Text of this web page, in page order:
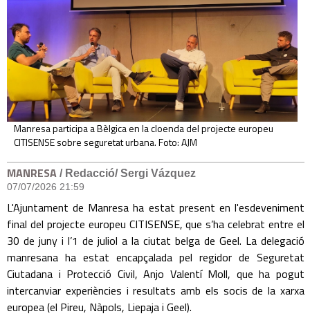
Manresa participa a Bèlgica en la cloenda del projecte europeu
CITISENSE sobre seguretat urbana. Foto: AJM
MANRESA / Redacció/ Sergi Vázquez
07/07/2026 21:59
L'Ajuntament de Manresa ha estat present en l'esdeveniment
final del projecte europeu CITISENSE, que s’ha celebrat entre el
30 de juny i l’1 de juliol a la ciutat belga de Geel. La delegació
manresana ha estat encapçalada pel regidor de Seguretat
Ciutadana i Protecció Civil, Anjo Valentí Moll, que ha pogut
intercanviar experiències i resultats amb els socis de la xarxa
europea (el Pireu, Nàpols, Liepaja i Geel).